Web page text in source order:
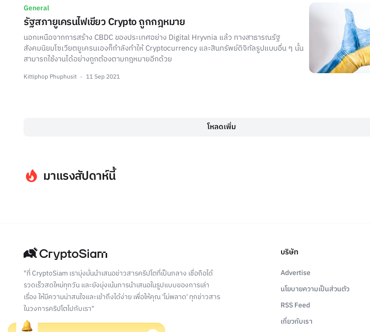
General
รัฐสภายูเครนไฟเขียว Crypto ถูกกฎหมาย
นอกเหนือจากการสร้าง CBDC ของประเทศอย่าง Digital Hryvnia แล้ว ทางสาธารณรัฐ
สังคมนิยมโซเวียตยูเครนเองก็กำลังทำให้ Cryptocurrency และสินทรัพย์ดิจิทัลรูปแบบอื่น ๆ นั้น
สามารถใช้งานได้อย่างถูกต้องตามกฎหมายอีกด้วย
Kittiphop Phuphusit 11 Sep 2021
โหลดเพิ่ม
มาแรงสัปดาห์นี้
"ที่ CryptoSiam เรามุ่งมั่นนำเสนอข่าวสารคริปโตที่เป็นกลาง เชื่อถือได้
รวดเร็วสดใหม่ทุกวัน และยังมุ่งเน้นการนำเสนอในรูปแบบของการเล่า
เรื่อง ให้มีความน่าสนใจและเข้าถึงได้ง่าย เพื่อให้คุณ 'ไม่พลาด' ทุกข่าวสาร
ในวงการคริปโตไปกับเรา"
บริษัท
Advertise
นโยบายความเป็นส่วนตัว
RSS Feed
เกี่ยวกับเรา